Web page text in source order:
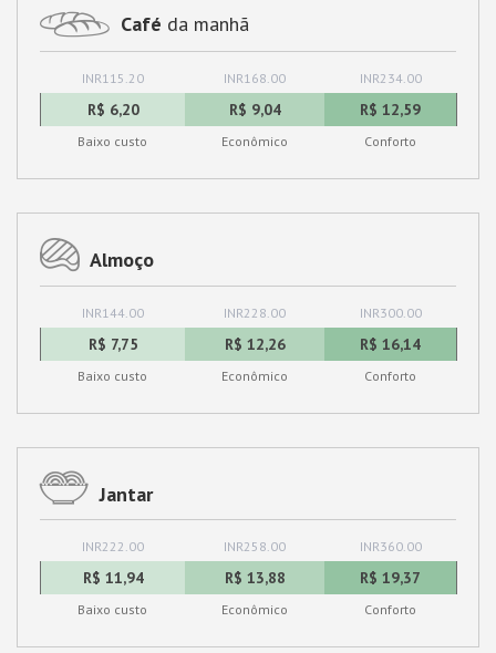
Café da manhã
INR115.20 INR168.00 INR234.00
R$ 6,20 R$ 9,04 R$ 12,59
Baixo custo Econômico Conforto
Almoço
INR144.00 INR228.00 INR300.00
R$ 7,75 R$ 12,26 R$ 16,14
Baixo custo Econômico Conforto
Jantar
INR222.00 INR258.00 INR360.00
R$ 11,94 R$ 13,88 R$ 19,37
Baixo custo Econômico Conforto